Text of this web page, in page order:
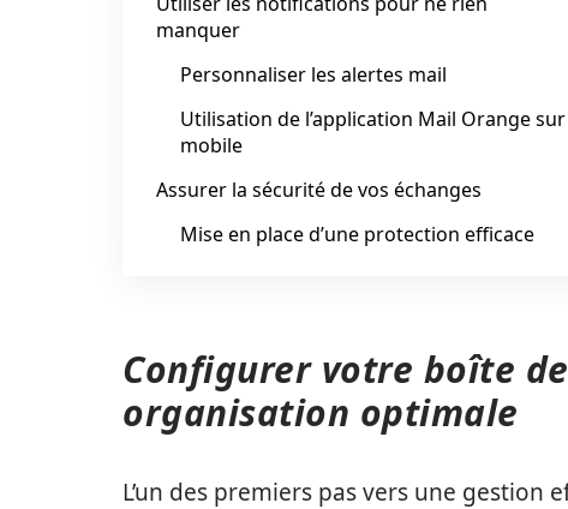
manquer
Personnaliser les alertes mail
Utilisation de l’application Mail Orange sur
mobile
Assurer la sécurité de vos échanges
Mise en place d’une protection efficace
Configurer votre boîte
organisation optimale
L’un des premiers pas vers une